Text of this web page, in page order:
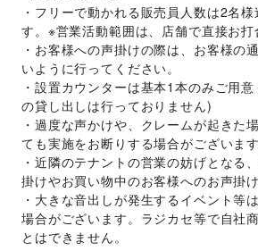
・フリーで動かれる販売員人数は2名
す。※営業活動範囲は、店舗で直接お打
・お客様への声掛けの際は、お客様の
いように行ってください。
・設置カウンターは基本1本のみご用
の貸し出しは行っておりません)
・過度な声かけや、クレームが起きた
ても実施をお断りする場合がございます
・近隣のテナントの営業の妨げとなる
掛けやお買い物中のお客様へのお声掛け
・大きな音出しが発生するイベント等
場合がございます。ラジカセ等で自社
とはできません。